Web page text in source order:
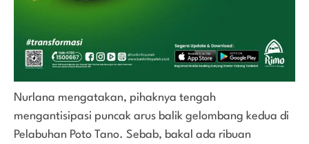
Nurlana mengatakan, pihaknya tengah
mengantisipasi puncak arus balik gelombang kedua di
Pelabuhan Poto Tano. Sebab, bakal ada ribuan